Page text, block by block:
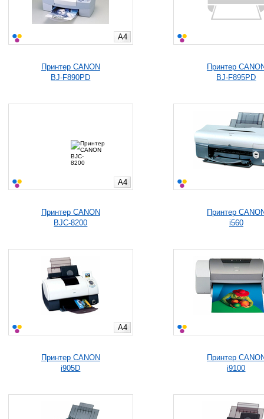
A4
Принтер CANON
BJ-F890PD
Принтер
BJ-F895PD
A4
Принтер CANON
BJC-8200
Принтер
i560
A4
Принтер CANON
i905D
Принтер
i9100